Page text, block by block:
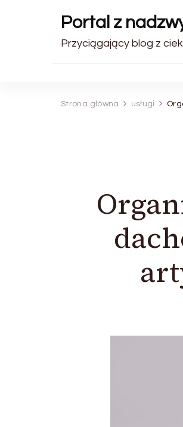
Portal z
Przyciągający blog z
Strona główna usługi